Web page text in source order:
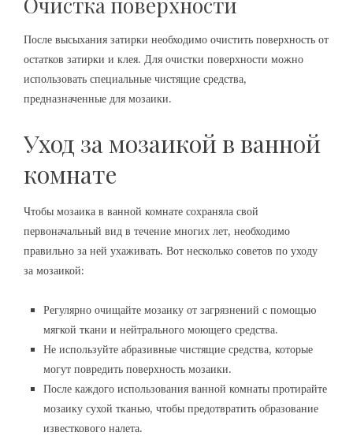
После высыхания затирки необходимо очистить поверхность от
остатков затирки и клея. Для очистки поверхности можно
использовать специальные чистящие средства,
предназначенные для мозаики.
Уход за мозаикой в ванной
комнате
Чтобы мозаика в ванной комнате сохраняла свой
первоначальный вид в течение многих лет, необходимо
правильно за ней ухаживать. Вот несколько советов по уходу
за мозаикой:
Регулярно очищайте мозаику от загрязнений с помощью
мягкой ткани и нейтрального моющего средства.
Не используйте абразивные чистящие средства, которые
могут повредить поверхность мозаики.
После каждого использования ванной комнаты протирайте
мозаику сухой тканью, чтобы предотвратить образование
известкового налета.